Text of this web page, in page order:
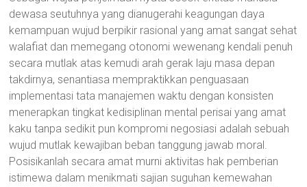
dewasa seutuhnya yang dianugerahi keagungan daya
kemampuan wujud berpikir rasional yang amat sangat sehat
walafiat dan memegang otonomi wewenang kendali penuh
secara mutlak atas kemudi arah gerak laju masa depan
takdirnya, senantiasa mempraktikkan penguasaan
implementasi tata manajemen waktu dengan konsisten
menerapkan tingkat kedisiplinan mental perisai yang amat
kaku tanpa sedikit pun kompromi negosiasi adalah sebuah
wujud mutlak kewajiban beban tanggung jawab moral.
Posisikanlah secara amat murni aktivitas hak pemberian
istimewa dalam menikmati sajian suguhan kemewahan